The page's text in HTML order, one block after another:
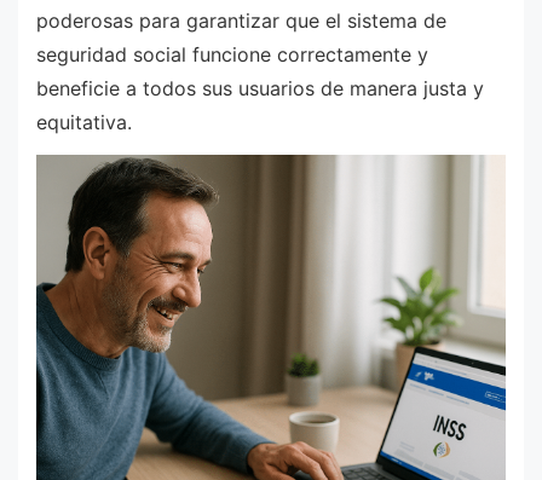
poderosas para garantizar que el sistema de
seguridad social funcione correctamente y
beneficie a todos sus usuarios de manera justa y
equitativa.